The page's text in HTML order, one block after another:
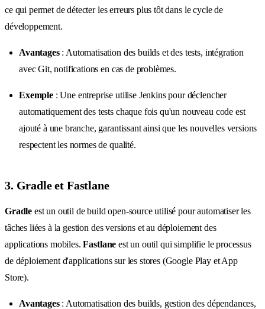
ce qui permet de détecter les erreurs plus tôt dans le cycle de
développement.
Avantages: Automatisation des builds et des tests, intégration
avec Git, notifications en cas de problèmes.
Exemple: Une entreprise utilise Jenkins pour déclencher
automatiquement des tests chaque fois qu'un nouveau code est
ajouté à une branche, garantissant ainsi que les nouvelles versions
respectent les normes de qualité.
3. Gradle et Fastlane
Gradle est un outil de build open-source utilisé pour automatiser les
tâches liées à la gestion des versions et au déploiement des
applications mobiles.Fastlane est un outil qui simplifie le processus
de déploiement d'applications sur les stores (Google Play et App
Store).
Avantages: Automatisation des builds, gestion des dépendances,